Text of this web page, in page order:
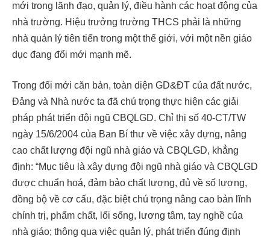
mới trong lãnh đạo, quản lý, điều hành các hoạt động của
nhà trường. Hiệu trưởng trường THCS phải là những
nhà quản lý tiên tiến trong một thế giới, với một nền giáo
dục đang đổi mới mạnh mẽ.
Trong đổi mới căn bản, toàn diện GD&ĐT của đất nước,
Đảng và Nhà nước ta đã chú trọng thực hiện các giải
pháp phát triển đội ngũ CBQLGD. Chỉ thị số 40-CT/TW
ngày 15/6/2004 của Ban Bí thư về việc xây dựng, nâng
cao chất lượng đội ngũ nhà giáo và CBQLGD, khẳng
định: “Mục tiêu là xây dựng đội ngũ nhà giáo và CBQLGD
được chuẩn hoá, đảm bảo chất lượng, đủ về số lượng,
đồng bộ về cơ cấu, đặc biệt chú trọng nâng cao bản lĩnh
chính trị, phẩm chất, lối sống, lương tâm, tay nghề của
nhà giáo; thông qua việc quản lý, phát triển đúng định